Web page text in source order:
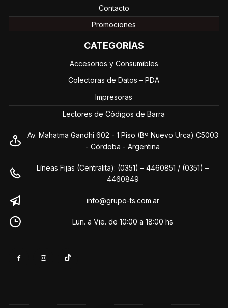
Contacto
Promociones
CATEGORÍAS
Accesorios y Consumibles
Colectoras de Datos – PDA
Impresoras
Lectores de Códigos de Barra
Av. Mahatma Gandhi 602 - 1 Piso (Bº Nuevo Urca) C5003
- Córdoba - Argentina
Líneas Fijas (Centralita): (0351) – 4460851 / (0351) –
4460849
info@grupo-ts.com.ar
Lun. a Vie. de 10:00 a 18:00 hs